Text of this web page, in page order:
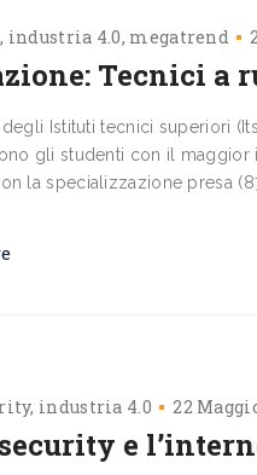
industria 4.0 megatrend
Tecnici a
degli Istituti tecnici superiori
gli studenti con il maggior
la specializzazione presa
industria 4.0 22
e